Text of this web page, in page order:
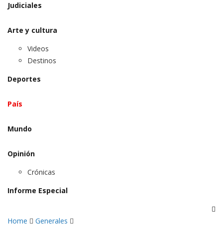
Judiciales
Arte y cultura
Videos
Destinos
Deportes
País
Mundo
Opinión
Crónicas
Informe Especial
Home
Generales